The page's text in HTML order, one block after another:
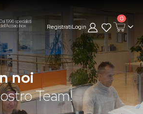
Dal 1996 specialisti
dell’Acciaio Inox RegistratiLogin
Cart
0
noi
Team!